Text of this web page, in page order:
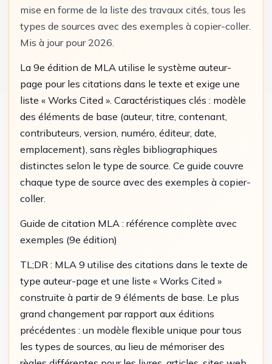
mise en forme de la liste des travaux cités, tous les
types de sources avec des exemples à copier-coller.
Mis à jour pour 2026.
La 9e édition de MLA utilise le système auteur-
page pour les citations dans le texte et exige une
liste « Works Cited ». Caractéristiques clés : modèle
des éléments de base (auteur, titre, contenant,
contributeurs, version, numéro, éditeur, date,
emplacement), sans règles bibliographiques
distinctes selon le type de source. Ce guide couvre
chaque type de source avec des exemples à copier-
coller.
Guide de citation MLA : référence complète avec
exemples (9e édition)
TL;DR : MLA 9 utilise des citations dans le texte de
type auteur-page et une liste « Works Cited »
construite à partir de 9 éléments de base. Le plus
grand changement par rapport aux éditions
précédentes : un modèle flexible unique pour tous
les types de sources, au lieu de mémoriser des